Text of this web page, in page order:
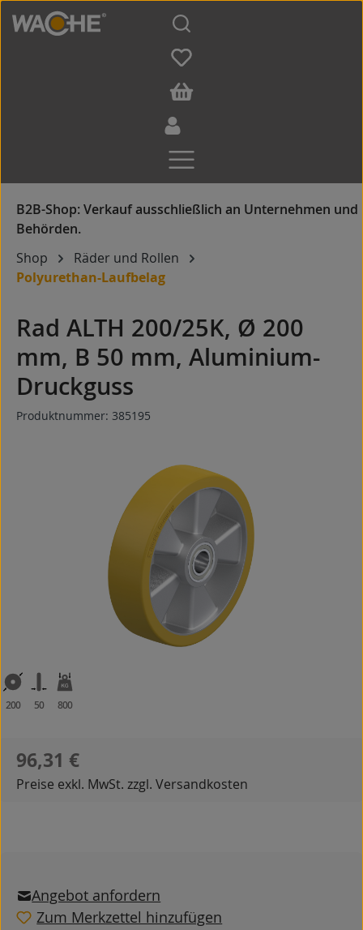
Zum Hauptinhalt springen
Shop
Räder und Rollen
Polyurethan-Laufbelag
Rad ALTH 200/25K, Ø 200
mm, B 50 mm, Aluminium-
Druckguss
Produktnummer: 385195
Bildergalerie überspringen
200 50 800
Regulärer Preis:
96,31 €
Preise exkl. MwSt. zzgl. Versandkosten
Angebot anfordern
Zum Merkzettel hinzufügen